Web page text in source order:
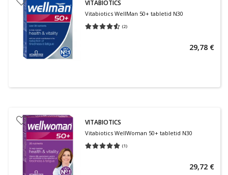
VITABIOTICS
Vitabiotics WellMan 50+ tabletid N30
(2)
Keskmine hinnang 4.50
29,78 €
VITABIOTICS
Vitabiotics WellWoman 50+ tabletid N30
(1)
Keskmine hinnang 5.00
29,72 €